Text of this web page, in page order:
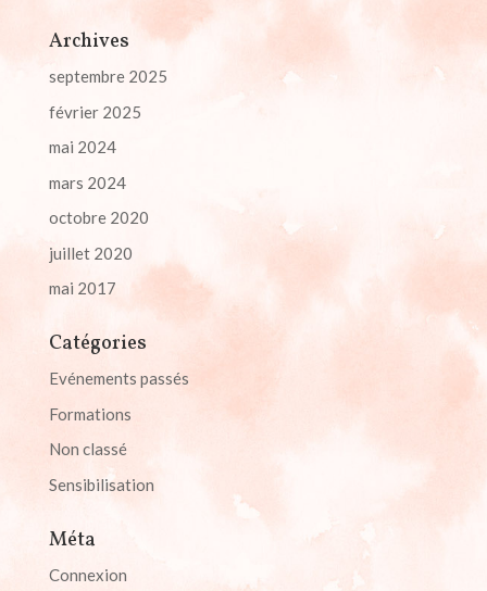
Archives
septembre 2025
février 2025
mai 2024
mars 2024
octobre 2020
juillet 2020
mai 2017
Catégories
Evénements passés
Formations
Non classé
Sensibilisation
Méta
Connexion